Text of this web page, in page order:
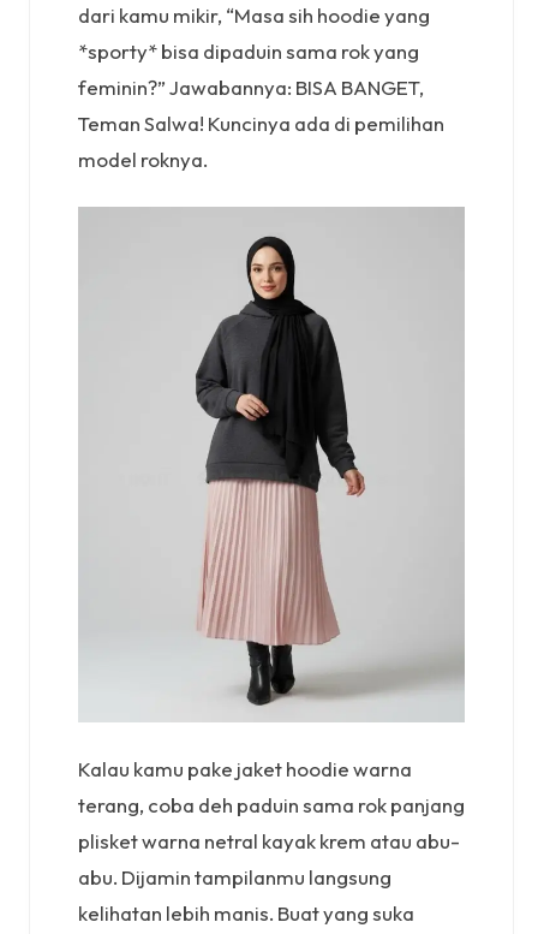
dari kamu mikir, “Masa sih hoodie yang
*sporty* bisa dipaduin sama rok yang
feminin?” Jawabannya: BISA BANGET,
Teman Salwa! Kuncinya ada di pemilihan
model roknya.
Kalau kamu pake jaket hoodie warna
terang, coba deh paduin sama rok panjang
plisket warna netral kayak krem atau abu-
abu. Dijamin tampilanmu langsung
kelihatan lebih manis. Buat yang suka